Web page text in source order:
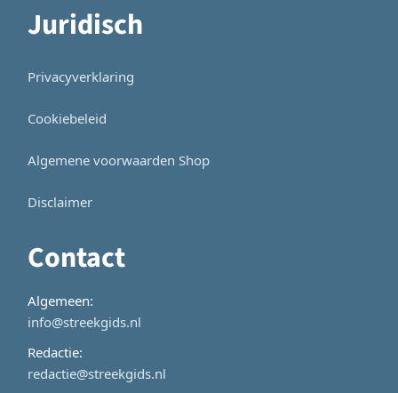
Juridisch
Privacyverklaring
Cookiebeleid
Algemene voorwaarden Shop
Disclaimer
Contact
Algemeen:
info@streekgids.nl
Redactie:
redactie@streekgids.nl